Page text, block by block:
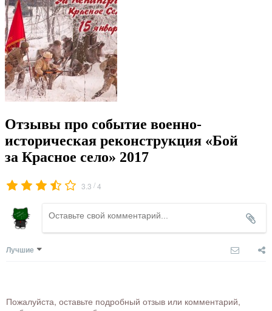
Отзывы про событие военно-
историческая реконструкция «Бой
за Красное село» 2017
3.3 /4
Лучшие
Пожалуйста, оставьте подробный отзыв или комментарий,